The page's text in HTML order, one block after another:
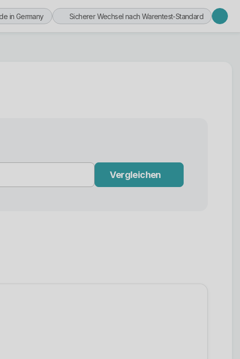
in Germany Sicherer Wechsel nach Warentest-Standard
Vergleichen